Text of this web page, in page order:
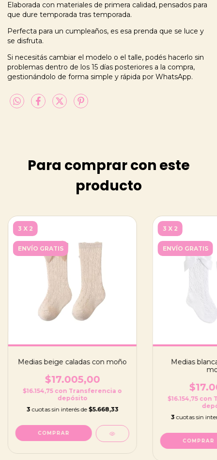
Elaborada con materiales de primera calidad, pensados para
que dure temporada tras temporada.
Perfecta para un cumpleaños, es esa prenda que se luce y
se disfruta.
Si necesitás cambiar el modelo o el talle, podés hacerlo sin
problemas dentro de los 15 días posteriores a la compra,
gestionándolo de forma simple y rápida por WhatsApp.
Para comprar con este
producto
3 X 2
ENVÍO GRATIS
Medias beige caladas con moño
$17.005,00
$16.154,75 con Transferencia o
depósito
3 cuotas sin interés de $5.668,33
COMPRAR
3 X 2
ENVÍO GRATIS
Medias
$16.154,75 con
3 cuotas sin
COMPRAR